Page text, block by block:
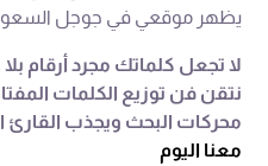
يظهر موقعي في جوجل
لا تجعل كلماتك مجرد أرقام
نتقن فن توزيع الكلمات
محركات البحث ويجذب
معنا اليوم